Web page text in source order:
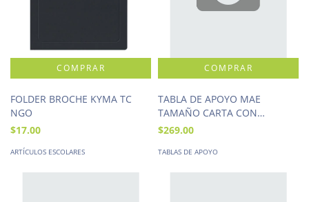
FOLDER BROCHE KYMA TC
NGO
$17.00
ARTÍCULOS ESCOLARES
TABLA DE APOYO MAE
TAMAÑO CARTA CON
GANCHO
$269.00
TABLAS DE APOYO